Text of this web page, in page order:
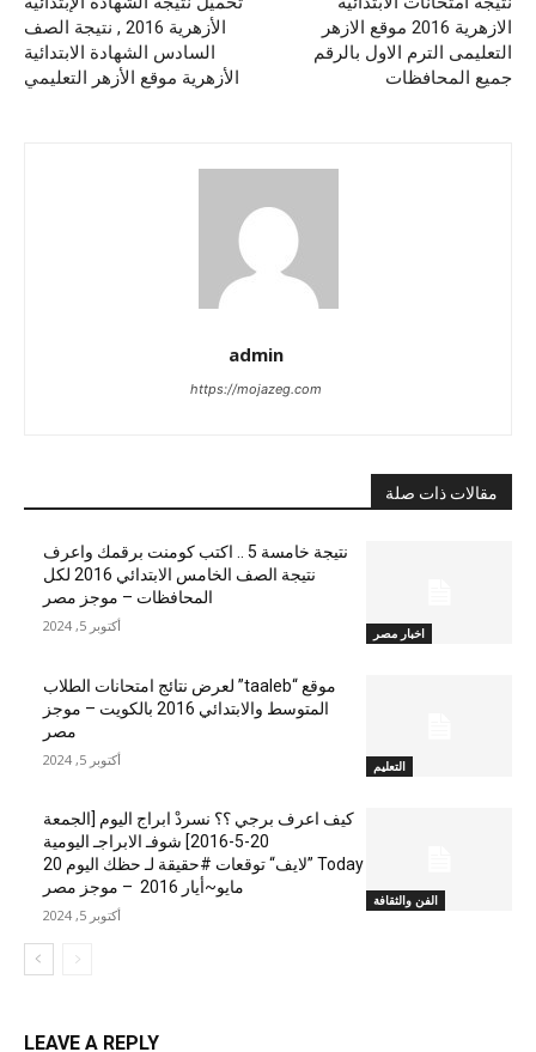
الأزهرية 2016 , نتيجة الصف
السادس الشهادة الابتدائية
الأزهرية موقع الأزهر التعليمي
الازهرية 2016 موقع الازهر
التعليمى الترم الاول بالرقم
جميع المحافظات
admin
https://mojazeg.com
مقالات ذات صلة
اخبار مصر
نتيجة خامسة 5 .. اكتب كومنت برقمك واعرف
نتيجة الصف الخامس الابتدائي 2016 لكل
المحافظات – موجز مصر
أكتوبر 5, 2024
التعليم
موقع “taaleb” لعرض نتائج امتحانات الطلاب
المتوسط والابتدائي 2016 بالكويت – موجز
مصر
أكتوبر 5, 2024
الفن والثقافة
كيف اعرف برجي ؟؟ نسردْ ابراج اليوم [الجمعة
20-5-2016] شوفـ الابراجـ اليومية
Today ”لايف“ توقعات #حقيقة لـ حظك اليوم 20
مايو~أيار 2016 – موجز مصر
أكتوبر 5, 2024
LEAVE A REPLY